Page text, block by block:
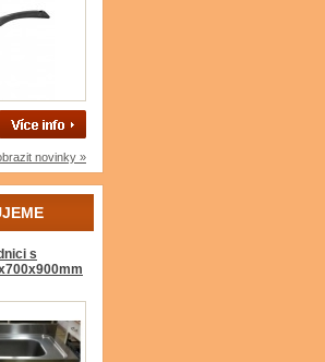
novinky »
s